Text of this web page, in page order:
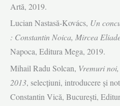
Artă, 2019.
Lucian Nastasă-Kovács, Un
: Constantin Noica, Mircea
Napoca, Editura Mega, 2019.
Mihail Radu Solcan, Vremuri
2013, selecţiuni, introducere şi
Constantin Vică, Bucureşti,